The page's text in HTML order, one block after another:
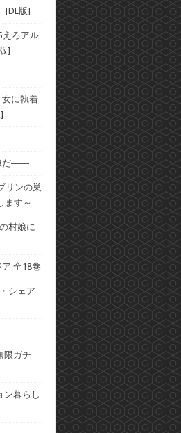
[DL版]
えろアル
]
に執着
だ――
リンの巣
ます～
村娘に
全18巻
シェア
限ガチ
ン暮らし